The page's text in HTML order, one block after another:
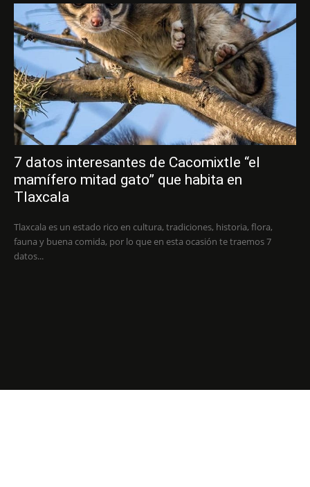
7 datos interesantes de Cacomixtle “el
mamífero mitad gato” que habita en
Tlaxcala
Tlaxcala es un estado rico en cultura, tradiciones, historia, flora,
fauna y buena comida, por lo que en esta ocasión te traemos 7
datos...